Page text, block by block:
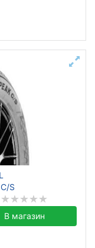
S
В магазин